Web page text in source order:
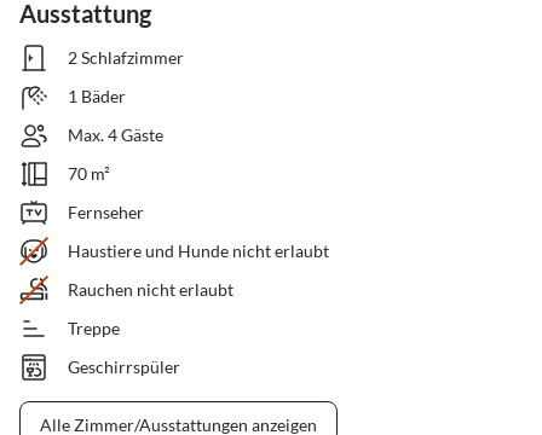
Ausstattung
2 Schlafzimmer
1 Bäder
Max. 4 Gäste
70 m²
Fernseher
Haustiere und Hunde nicht erlaubt
Rauchen nicht erlaubt
Treppe
Geschirrspüler
Alle Zimmer/Ausstattungen anzeigen